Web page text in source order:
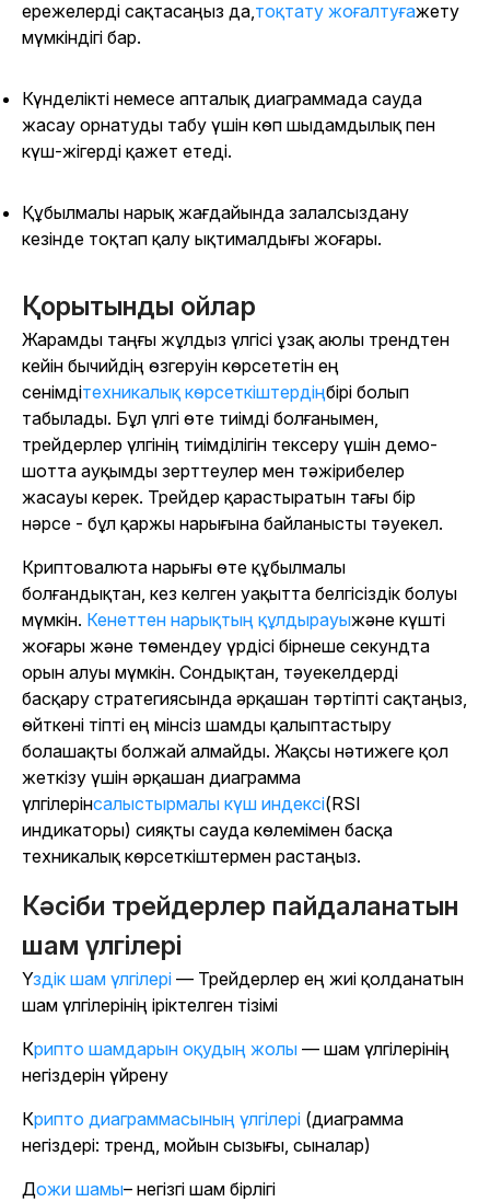
ережелерді сақтасаңыз да, тоқтату жоғалтуғажету
мүмкіндігі бар.
Күнделікті немесе апталық диаграммада сауда
жасау орнатуды табу үшін көп шыдамдылық пен
күш-жігерді қажет етеді.
Құбылмалы нарық жағдайында залалсыздану
кезінде тоқтап қалу ықтималдығы жоғары.
Қорытынды ойлар
Жарамды таңғы жұлдыз үлгісі ұзақ аюлы трендтен
кейін бычийдің өзгеруін көрсететін ең
сенімдітехникалық көрсеткіштердіңбірі болып
табылады. Бұл үлгі өте тиімді болғанымен,
трейдерлер үлгінің тиімділігін тексеру үшін демо-
шотта ауқымды зерттеулер мен тәжірибелер
жасауы керек. Трейдер қарастыратын тағы бір
нәрсе - бұл қаржы нарығына байланысты тәуекел.
Криптовалюта нарығы өте құбылмалы
болғандықтан, кез келген уақытта белгісіздік болуы
мүмкін. Кенеттен нарықтың құлдырауыжәне күшті
жоғары және төмендеу үрдісі бірнеше секундта
орын алуы мүмкін. Сондықтан, тәуекелдерді
басқару стратегиясында әрқашан тәртіпті сақтаңыз,
өйткені тіпті ең мінсіз шамды қалыптастыру
болашақты болжай алмайды. Жақсы нәтижеге қол
жеткізу үшін әрқашан диаграмма
үлгілерінсалыстырмалы күш индексі(RSI
индикаторы) сияқты сауда көлемімен басқа
техникалық көрсеткіштермен растаңыз.
Кәсіби трейдерлер пайдаланатын
шам үлгілері
Үздік шам үлгілері — Трейдерлер ең жиі қолданатын
шам үлгілерінің іріктелген тізімі
Крипто шамдарын оқудың жолы — шам үлгілерінің
негіздерін үйрену
Крипто диаграммасының үлгілері (диаграмма
негіздері: тренд, мойын сызығы, сыналар)
Дожи шамы– негізгі шам бірлігі